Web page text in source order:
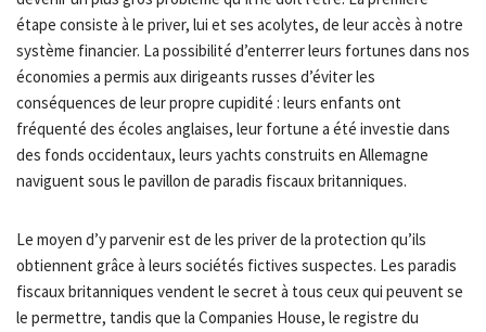
étape consiste à le priver, lui et ses acolytes, de leur accès à notre
système financier. La possibilité d’enterrer leurs fortunes dans nos
économies a permis aux dirigeants russes d’éviter les
conséquences de leur propre cupidité : leurs enfants ont
fréquenté des écoles anglaises, leur fortune a été investie dans
des fonds occidentaux, leurs yachts construits en Allemagne
naviguent sous le pavillon de paradis fiscaux britanniques.
Le moyen d’y parvenir est de les priver de la protection qu’ils
obtiennent grâce à leurs sociétés fictives suspectes. Les paradis
fiscaux britanniques vendent le secret à tous ceux qui peuvent se
le permettre, tandis que la Companies House, le registre du